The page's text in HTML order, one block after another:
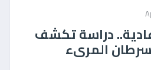
دراسة تكشف
المرىء